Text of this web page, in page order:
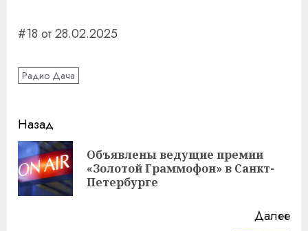
#18 от 28.02.2025
Радио Дача
Навигация
записи
Назад
Объявлены ведущие премии
«Золотой Граммофон» в Санкт-
Петербурге
Далее